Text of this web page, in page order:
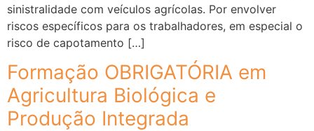
sinistralidade com veículos agrícolas. Por envolver
riscos específicos para os trabalhadores, em especial o
risco de capotamento […]
Formação OBRIGATÓRIA em
Agricultura Biológica e
Produção Integrada